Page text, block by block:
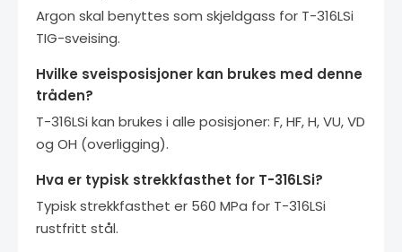
Argon skal benyttes som skjeldgass for T-316LSi
TIG-sveising.
Hvilke sveisposisjoner kan brukes med denne
tråden?
T-316LSi kan brukes i alle posisjoner: F, HF, H, VU, VD
og OH (overligging).
Hva er typisk strekkfasthet for T-316LSi?
Typisk strekkfasthet er 560 MPa for T-316LSi
rustfritt stål.